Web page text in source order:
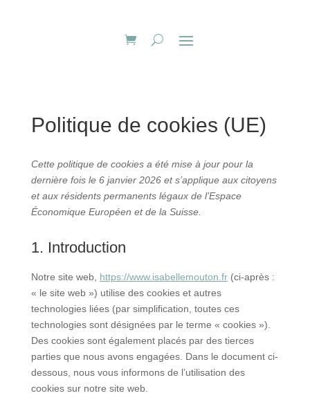
Politique de cookies (UE)
Cette politique de cookies a été mise à jour pour la
dernière fois le 6 janvier 2026 et s’applique aux citoyens
et aux résidents permanents légaux de l’Espace
Économique Européen et de la Suisse.
1. Introduction
Notre site web, https://www.isabellemouton.fr(ci-après :
« le site web ») utilise des cookies et autres
technologies liées (par simplification, toutes ces
technologies sont désignées par le terme « cookies »).
Des cookies sont également placés par des tierces
parties que nous avons engagées. Dans le document ci-
dessous, nous vous informons de l’utilisation des
cookies sur notre site web.